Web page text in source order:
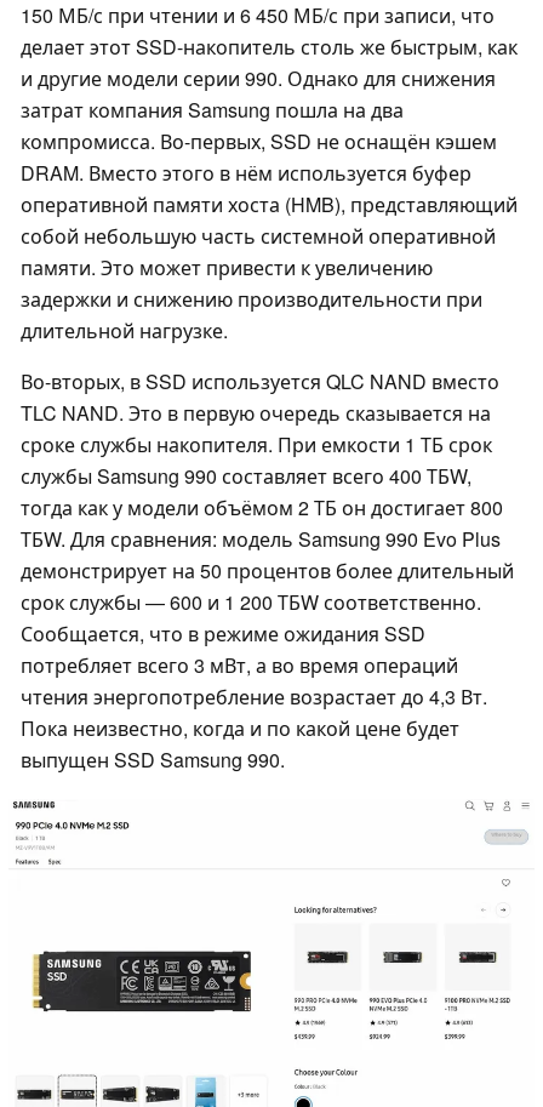
150 МБ/с при чтении и 6 450 МБ/с при записи, что
делает этот SSD-накопитель столь же быстрым, как
и другие модели серии 990. Однако для снижения
затрат компания Samsung пошла на два
компромисса. Во-первых, SSD не оснащён кэшем
DRAM. Вместо этого в нём используется буфер
оперативной памяти хоста (HMB), представляющий
собой небольшую часть системной оперативной
памяти. Это может привести к увеличению
задержки и снижению производительности при
длительной нагрузке.
Во-вторых, в SSD используется QLC NAND вместо
TLC NAND. Это в первую очередь сказывается на
сроке службы накопителя. При емкости 1 ТБ срок
службы Samsung 990 составляет всего 400 ТБW,
тогда как у модели объёмом 2 ТБ он достигает 800
ТБW. Для сравнения: модель Samsung 990 Evo Plus
демонстрирует на 50 процентов более длительный
срок службы — 600 и 1 200 ТБW соответственно.
Сообщается, что в режиме ожидания SSD
потребляет всего 3 мВт, а во время операций
чтения энергопотребление возрастает до 4,3 Вт.
Пока неизвестно, когда и по какой цене будет
выпущен SSD Samsung 990.